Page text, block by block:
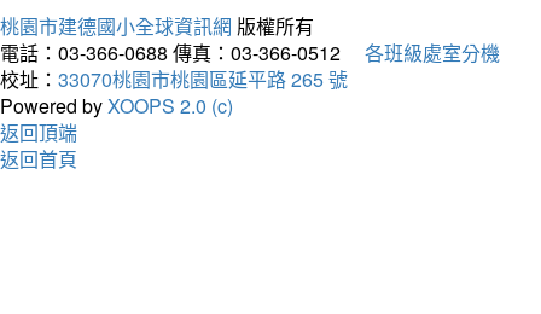
桃園市建德國小全球資訊網 版權所有
電話：03-366-0688 傳真：03-366-0512
各班級處室分機
校址： 33070桃園市桃園區延平路 265 號
Powered byXOOPS 2.0 (c)
返回頂端
返回首頁